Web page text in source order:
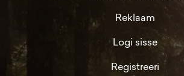
Reklaam
Logi sisse
Registreeri